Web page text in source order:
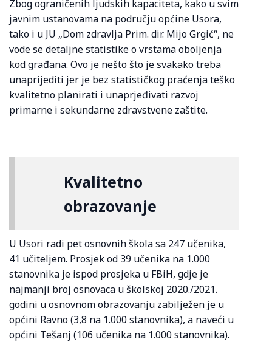
Zbog ograničenih ljudskih kapaciteta, kako u svim
javnim ustanovama na području općine Usora,
tako i u JU „Dom zdravlja Prim. dir. Mijo Grgić“, ne
vode se detaljne statistike o vrstama oboljenja
kod građana. Ovo je nešto što je svakako treba
unaprijediti jer je bez statističkog praćenja teško
kvalitetno planirati i unaprjeđivati razvoj
primarne i sekundarne zdravstvene zaštite.
Kvalitetno
obrazovanje
U Usori radi pet osnovnih škola sa 247 učenika,
41 učiteljem. Prosjek od 39 učenika na 1.000
stanovnika je ispod prosjeka u FBiH, gdje je
najmanji broj osnovaca u školskoj 2020./2021.
godini u osnovnom obrazovanju zabilježen je u
općini Ravno (3,8 na 1.000 stanovnika), a naveći u
općini Tešanj (106 učenika na 1.000 stanovnika).